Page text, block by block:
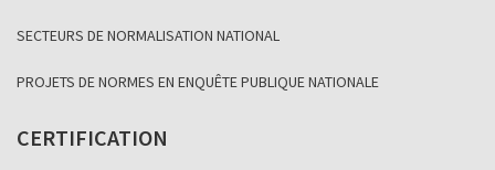
SECTEURS DE NORMALISATION NATIONAL
PROJETS DE NORMES EN ENQUÊTE PUBLIQUE NATIONALE
CERTIFICATION